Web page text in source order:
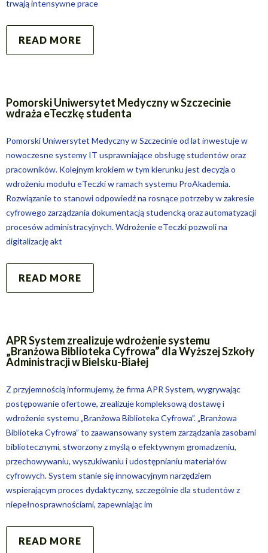
trwają intensywne prace
READ MORE
Pomorski Uniwersytet Medyczny w Szczecinie
wdraża eTeczkę studenta
Pomorski Uniwersytet Medyczny w Szczecinie od lat inwestuje w
nowoczesne systemy IT usprawniające obsługę studentów oraz
pracowników. Kolejnym krokiem w tym kierunku jest decyzja o
wdrożeniu modułu eTeczki w ramach systemu ProAkademia.
Rozwiązanie to stanowi odpowiedź na rosnące potrzeby w zakresie
cyfrowego zarządzania dokumentacją studencką oraz automatyzacji
procesów administracyjnych. Wdrożenie eTeczki pozwoli na
digitalizację akt
READ MORE
APR System zrealizuje wdrożenie systemu
„Branżowa Biblioteka Cyfrowa” dla Wyższej Szkoły
Administracji w Bielsku-Białej
Z przyjemnością informujemy, że firma APR System, wygrywając
postępowanie ofertowe, zrealizuje kompleksową dostawę i
wdrożenie systemu „Branżowa Biblioteka Cyfrowa”. „Branżowa
Biblioteka Cyfrowa” to zaawansowany system zarządzania zasobami
bibliotecznymi, stworzony z myślą o efektywnym gromadzeniu,
przechowywaniu, wyszukiwaniu i udostępnianiu materiałów
cyfrowych. System stanie się innowacyjnym narzędziem
wspierającym proces dydaktyczny, szczególnie dla studentów z
niepełnosprawnościami, zapewniając im
READ MORE